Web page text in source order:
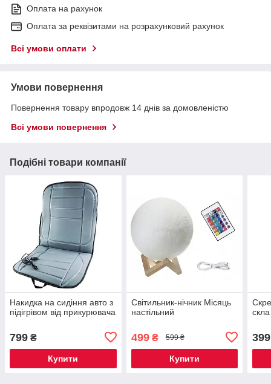
Оплата на рахунок
Оплата за реквізитами на розрахунковий рахунок
Всі умови оплати
Умови повернення
Повернення товару впродовж 14 днів за домовленістю
Всі умови повернення
Подібні товари компанії
Накидка на сидіння авто з
підігрівом від прикурювача
799 ₴
Купити
Світильник-нічник Місяць
настільний
499₴ 599 ₴
Купити
скла
399